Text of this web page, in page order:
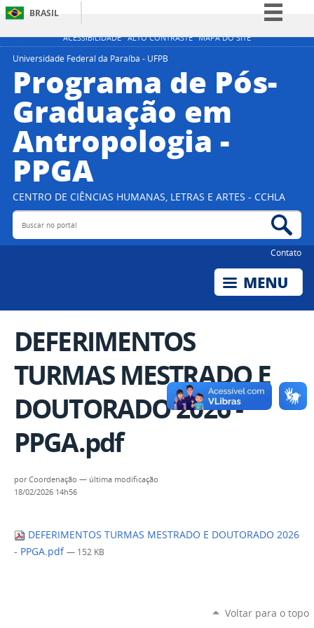
ACESSIBILIDADE ALTO CONTRASTE MAPA DO SITE
BRASIL
Simplifique!
Participe
Legislação
Canais
Universidade Federal da Paraíba - UFPB
Programa de Pós-
Graduação em
Antropologia -
PPGA
CENTRO DE CIÊNCIAS HUMANAS, LETRAS E ARTES - CCHLA
Buscar no portal
Contato
DEFERIMENTOS
TURMAS MESTRADO E
DOUTORADO 2026 -
PPGA.pdf
porCoordenação — última modificação
18/02/2026 14h56
DEFERIMENTOS TURMAS MESTRADO E DOUTORADO 2026
- PPGA.pdf — 152 KB
Voltar para o topo